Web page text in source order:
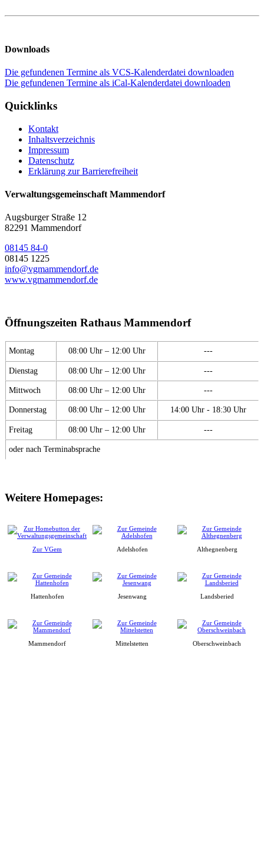
Downloads
Die gefundenen Termine als VCS-Kalenderdatei downloaden
Die gefundenen Termine als iCal-Kalenderdatei downloaden
Quicklinks
Kontakt
Inhaltsverzeichnis
Impressum
Datenschutz
Erklärung zur Barrierefreiheit
Verwaltungsgemeinschaft Mammendorf
Augsburger Straße 12
82291 Mammendorf
08145 84-0
08145 1225
info@vgmammendorf.de
www.vgmammendorf.de
Öffnungszeiten Rathaus Mammendorf
Montag 08:00 Uhr – 12:00 Uhr ---
Dienstag 08:00 Uhr – 12:00 Uhr ---
Mittwoch 08:00 Uhr – 12:00 Uhr ---
Donnerstag 08:00 Uhr – 12:00 Uhr 14:00 Uhr - 18:30 Uhr
Freitag 08:00 Uhr – 12:00 Uhr ---
oder nach Terminabsprache
Weitere Homepages:
Zur VGem Adelshofen Althegnenberg
Hattenhofen Jesenwang Landsberied
Mammendorf Mittelstetten Oberschweinbach